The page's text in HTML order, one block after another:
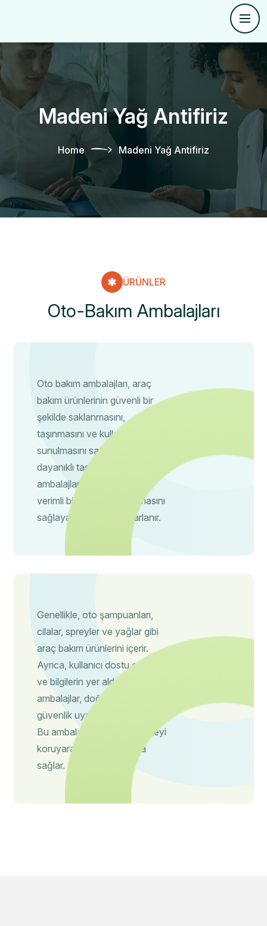
Madeni Yağ Antifiriz
Home Madeni Yağ Antifiriz
ÜRÜNLER
Oto-Bakım Ambalajları
Oto bakım ambalajları, araç
bakım ürünlerinin güvenli bir
şekilde saklanmasını,
taşınmasını ve kullanıcılara
sunulmasını sağlayan pratik ve
dayanıklı tasarımlardır. Bu
ambalajlar, ürünlerin etkili ve
verimli bir şekilde kullanılmasını
sağlayacak şekilde tasarlanır.
Genellikle, oto şampuanları,
cilalar, spreyler ve yağlar gibi
araç bakım ürünlerini içerir.
Ayrıca, kullanıcı dostu etiketler
ve bilgilerin yer aldığı
ambalajlar, doğru kullanım ve
güvenlik uyarılarını da sağlar.
Bu ambalajlar, ürünlerin kaliteyi
koruyarak taze kalmasına
sağlar.